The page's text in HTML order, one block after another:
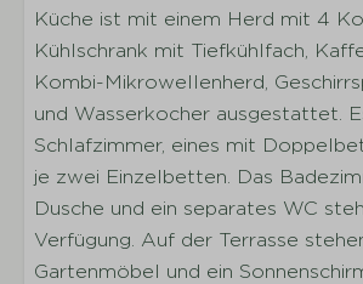
Vollständig ausgestattete
Küchengeräte
Geschirr
Besteck
Trinkgläser
Töpfe
Esstisch
Kaffeemaschine
Wasserkocher
Küche ist mit einem Herd mit 4
Kühlschrank mit Tiefkühlfach,
Kombi-Mikrowellenherd,
und Wasserkocher ausgestattet.
Schlafzimmer, eines mit
je zwei Einzelbetten. Das
Dusche und ein separates WC
Verfügung. Auf der Terrasse
Gartenmöbel und ein